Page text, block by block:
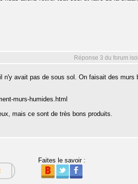
Réponse 3 du forum
n'y avait pas de sous sol. On faisait des murs
murs-humides.html
mais ce sont de très bons produits.
Faites le savoir :